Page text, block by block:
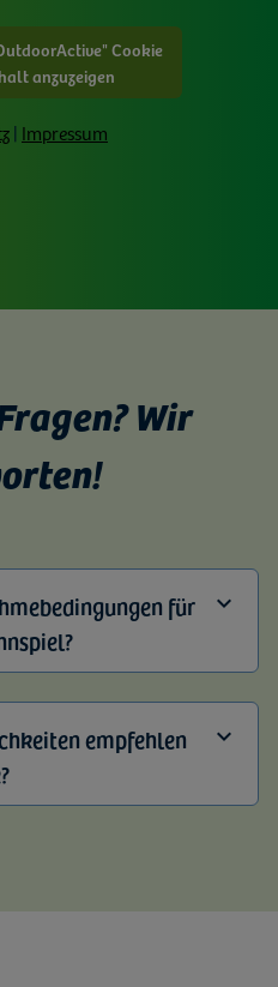
Cookie
anzuzeigen
| Impressum
Wir
für
empfehlen